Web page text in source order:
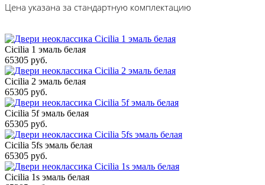
Цена указана за стандартную комплектацию
Cicilia 1 эмаль белая
65305 руб.
Cicilia 2 эмаль белая
65305 руб.
Cicilia 5f эмаль белая
65305 руб.
Cicilia 5fs эмаль белая
65305 руб.
Cicilia 1s эмаль белая